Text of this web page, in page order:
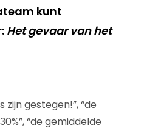
kunt
Het gevaar van het
zijn gestegen!”, “de
“de gemiddelde